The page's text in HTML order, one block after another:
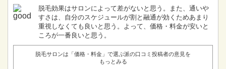
脱毛効果はサロンによって差がないと思う。また、通いや
すさは、自分のスケジュールが割と融通が効くためあまり
重視しなくても良いと思う。よって、価格・料金が安いと
ころが一番良いと思う。
脱毛サロンは「価格・料金」で選ぶ派の口コミ投稿者の意見を
もっとみる